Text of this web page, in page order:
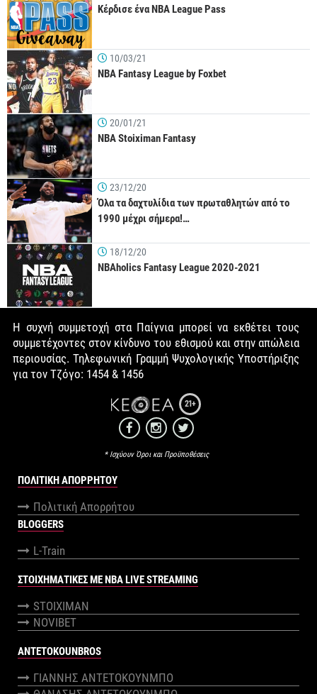
Κέρδισε ένα NBA League Pass
10/03/21
NBA Fantasy League by Foxbet
20/01/21
NBA Stoiximan Fantasy
23/12/20
Όλα τα δαχτυλίδια των πρωταθλητών από το
1990 μέχρι σήμερα!…
18/12/20
NBAholics Fantasy League 2020-2021
Η συχνή συμμετοχή στα Παίγνια μπορεί να εκθέτει τους
συμμετέχοντες στον κίνδυνο του εθισμού και στην απώλεια
περιουσίας. Τηλεφωνική Γραμμή Ψυχολογικής Υποστήριξης
για τον Τζόγο: 1454 & 1456
21+
* Ισχύουν Όροι και Προϋποθέσεις
ΠΟΛΙΤΙΚΉ ΑΠΟΡΡΉΤΟΥ
Πολιτική Απορρήτου
BLOGGERS
L-Train
ΣΤΟΙΧΗΜΑΤΙΚΕΣ ΜΕ NBA LIVE STREAMING
STOIXIMAN
NOVIBET
ANTETOKOUNBROS
ΓΙΑΝΝΗΣ ΑΝΤΕΤΟΚΟΥΝΜΠΟ